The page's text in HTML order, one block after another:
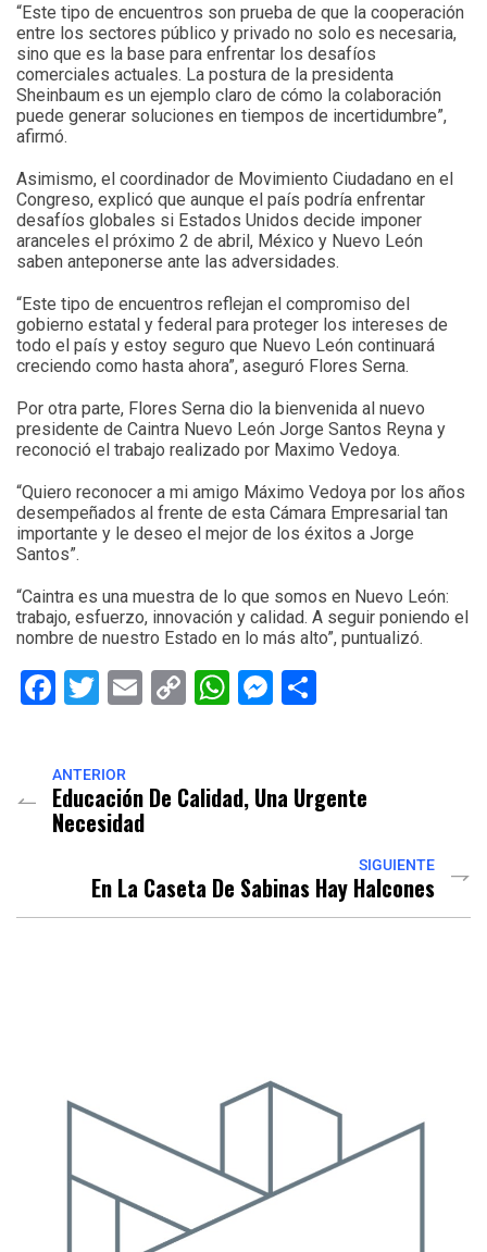
“Este tipo de encuentros son prueba de que la cooperación
entre los sectores público y privado no solo es necesaria,
sino que es la base para enfrentar los desafíos
comerciales actuales. La postura de la presidenta
Sheinbaum es un ejemplo claro de cómo la colaboración
puede generar soluciones en tiempos de incertidumbre”,
afirmó.
Asimismo, el coordinador de Movimiento Ciudadano en el
Congreso, explicó que aunque el país podría enfrentar
desafíos globales si Estados Unidos decide imponer
aranceles el próximo 2 de abril, México y Nuevo León
saben anteponerse ante las adversidades.
“Este tipo de encuentros reflejan el compromiso del
gobierno estatal y federal para proteger los intereses de
todo el país y estoy seguro que Nuevo León continuará
creciendo como hasta ahora”, aseguró Flores Serna.
Por otra parte, Flores Serna dio la bienvenida al nuevo
presidente de Caintra Nuevo León Jorge Santos Reyna y
reconoció el trabajo realizado por Maximo Vedoya.
“Quiero reconocer a mi amigo Máximo Vedoya por los años
desempeñados al frente de esta Cámara Empresarial tan
importante y le deseo el mejor de los éxitos a Jorge
Santos”.
“Caintra es una muestra de lo que somos en Nuevo León:
trabajo, esfuerzo, innovación y calidad. A seguir poniendo el
nombre de nuestro Estado en lo más alto”, puntualizó.
Facebook
Twitter
EmailCopyWhatsApp
Messenger
ANTERIOR
Educación De Calidad, Una Urgente
Necesidad
SIGUIENTE
En La Caseta De Sabinas Hay Halcones